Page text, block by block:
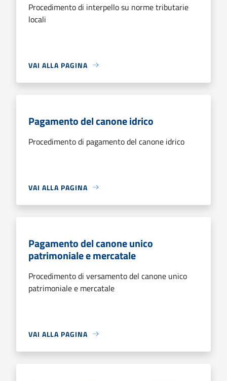
Procedimento di interpello su norme tributarie
locali
VAI ALLA PAGINA
Pagamento del canone idrico
Procedimento di pagamento del canone idrico
VAI ALLA PAGINA
Pagamento del canone unico
patrimoniale e mercatale
Procedimento di versamento del canone unico
patrimoniale e mercatale
VAI ALLA PAGINA